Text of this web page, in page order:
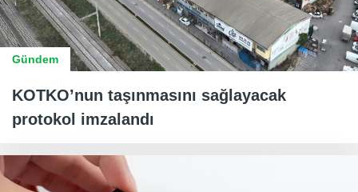
Gündem
KOTKO’nun taşınmasını sağlayacak
protokol imzalandı